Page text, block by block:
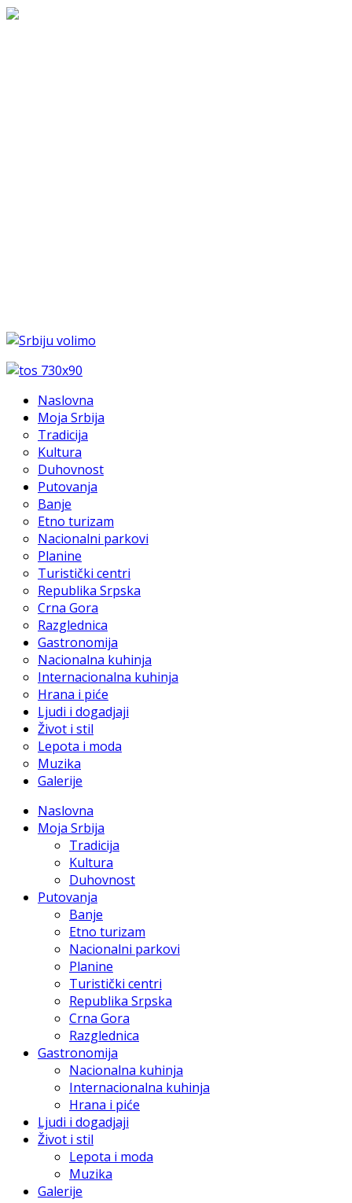
Naslovna
Moja Srbija
Tradicija
Kultura
Duhovnost
Putovanja
Banje
Etno turizam
Nacionalni parkovi
Planine
Turistički centri
Republika Srpska
Crna Gora
Razglednica
Gastronomija
Nacionalna kuhinja
Internacionalna kuhinja
Hrana i piće
Ljudi i dogadjaji
Život i stil
Lepota i moda
Muzika
Galerije
Naslovna
Moja Srbija
Tradicija
Kultura
Duhovnost
Putovanja
Banje
Etno turizam
Nacionalni parkovi
Planine
Turistički centri
Republika Srpska
Crna Gora
Razglednica
Gastronomija
Nacionalna kuhinja
Internacionalna kuhinja
Hrana i piće
Ljudi i dogadjaji
Život i stil
Lepota i moda
Muzika
Galerije